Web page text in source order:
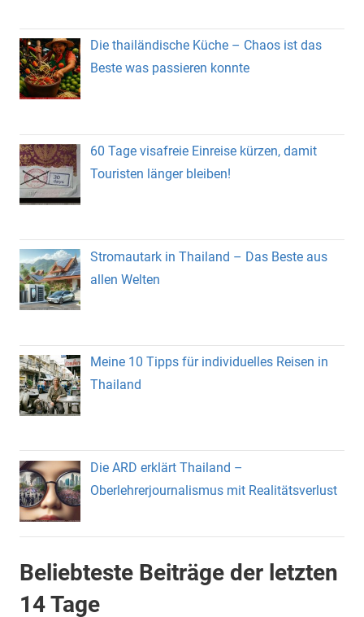
Die thailändische Küche – Chaos ist das
Beste was passieren konnte
60 Tage visafreie Einreise kürzen, damit
Touristen länger bleiben!
Stromautark in Thailand – Das Beste aus
allen Welten
Meine 10 Tipps für individuelles Reisen in
Thailand
Die ARD erklärt Thailand –
Oberlehrerjournalismus mit Realitätsverlust
Beliebteste Beiträge der letzten
14 Tage